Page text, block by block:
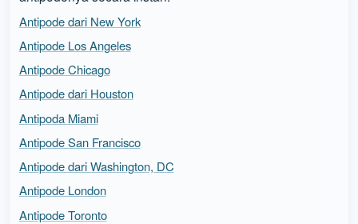
Antipode dari New York
Antipode Los Angeles
Antipode Chicago
Antipode dari Houston
Antipoda Miami
Antipode San Francisco
Antipode dari Washington, DC
Antipode London
Antipode Toronto